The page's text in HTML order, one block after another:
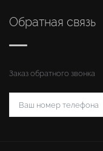
Обратная связь
Заказ обратного звонка